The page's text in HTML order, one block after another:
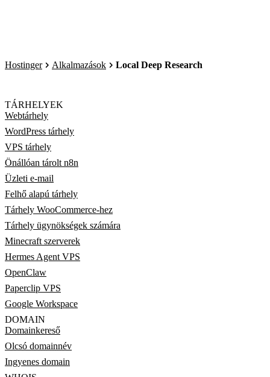
Hostinger Alkalmazások Local Deep Research
TÁRHELYEK
Webtárhely
WordPress tárhely
VPS tárhely
Önállóan tárolt n8n
Üzleti e-mail
Felhő alapú tárhely
Tárhely WooCommerce-hez
Tárhely ügynökségek számára
Minecraft szerverek
Hermes Agent VPS
OpenClaw
Paperclip VPS
Google Workspace
DOMAIN
Domainkereső
Olcsó domainnév
Ingyenes domain